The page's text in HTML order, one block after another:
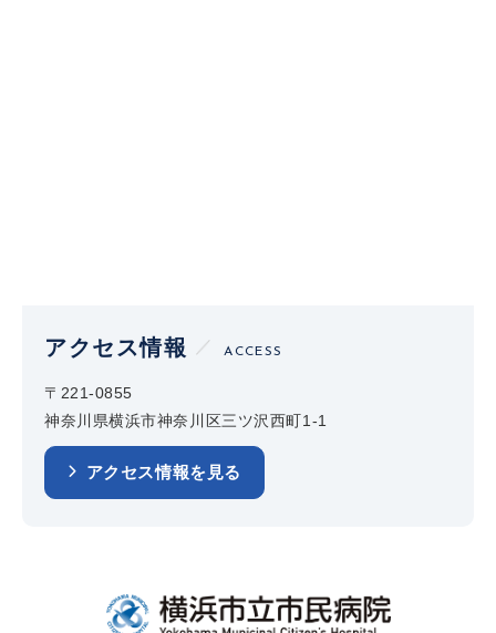
アクセス情報 ACCESS
〒221-0855
神奈川県横浜市神奈川区三ツ沢西町1-1
アクセス情報を見る